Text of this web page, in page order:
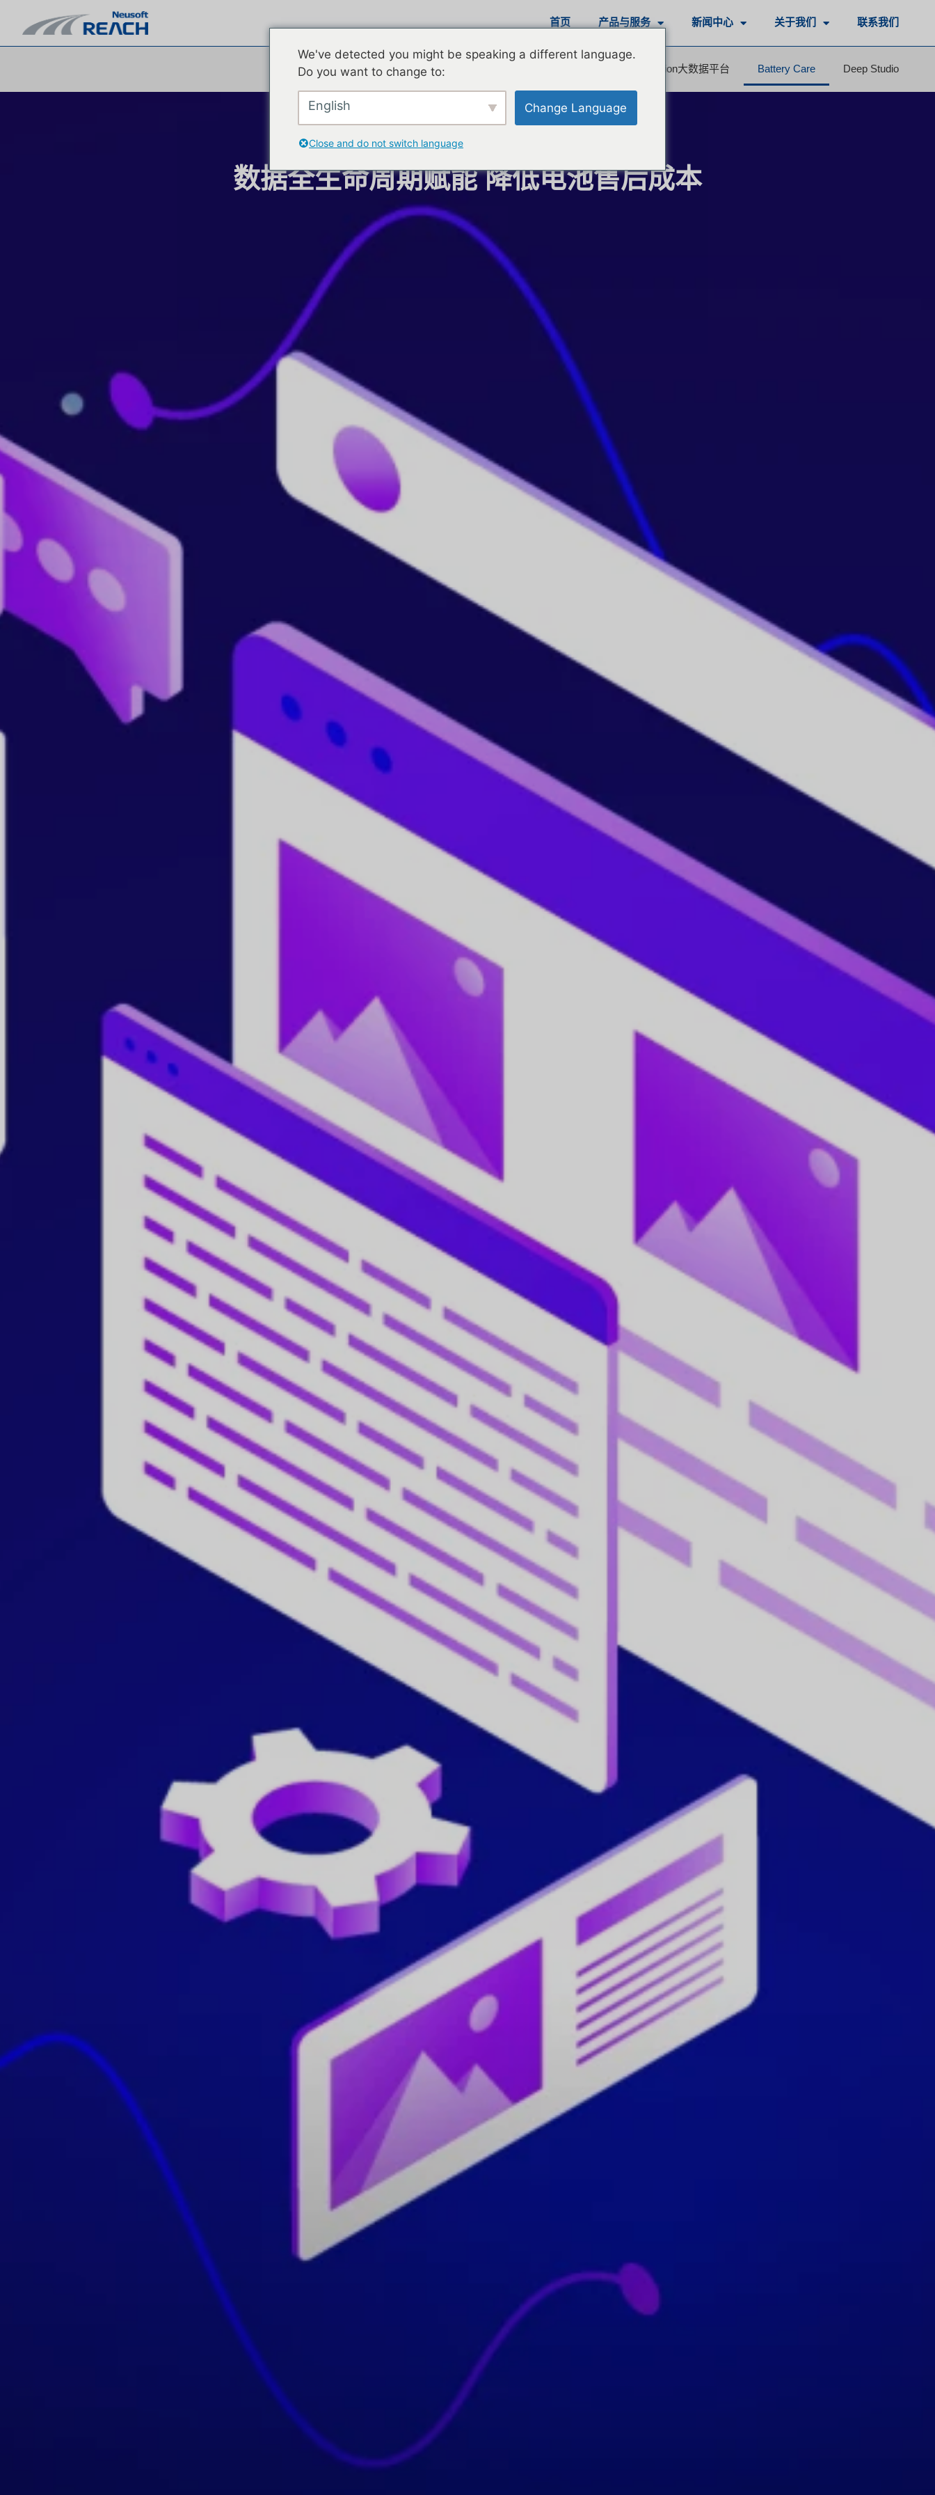
首页 产品与服务 新闻中心 关于我们 联系我们
DeepEvolution大数据平台 Battery Care Deep Studio
Battery Care
数据全生命周期赋能 降低电池售后成本
We've detected you might be speaking a different language.
Do you want to change to:
English Change Language
Close and do not switch language